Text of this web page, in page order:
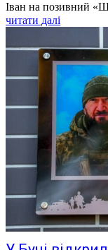
Іван на позивний
читати далі